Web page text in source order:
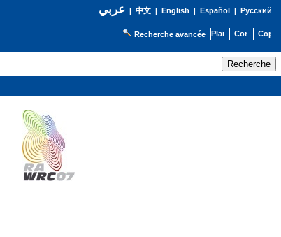
عربي| 中文| English | Español | Русский
Recherche avancée